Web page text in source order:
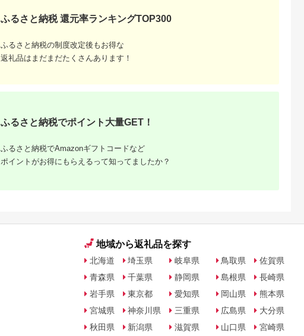
出典：楽天ふるさと納
【ふるさと納税】やか
んの麦茶from爽健美
【04301-0522】
寄付金額: 9,000 円
出典：JRE MALLふる
K-223 産地直送霧島
茶5本セット(100g×5
島産 お茶 茶葉 煎茶
緑茶 銘茶 セット 詰合
せ
寄付金額: 11,000円
出典：ANAのふるさと
京都 チョコレート カ
出典：JALふるさと納
ふるさと納税 還元率ランキングTOP300
ふるさと納税の制度改定後もお得な
返礼品はまだまだたくさんあります！
ふるさと納税でポイント大量GET！
ふるさと納税でAmazonギフトコードなど
ポイントがお得にもらえるって知ってましたか？
地域から返礼品を探す
北海道
青森県
岩手県
宮城県
秋田県
埼玉県
千葉県
東京都
神奈川県
新潟県
岐阜県
静岡県
愛知県
三重県
滋賀県
鳥取県
島根県
岡山県
広島県
山口県
佐賀県
長崎県
熊本県
大分県
宮崎県